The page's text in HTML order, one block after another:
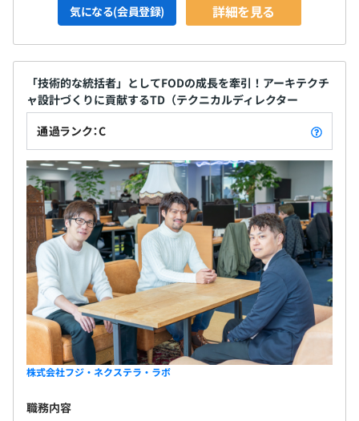
気になる(会員登録) 詳細を見る
「技術的な統括者」としてFODの成長を牽引！アーキテクチ
ャ設計づくりに貢献するTD（テクニカルディレクター
通過ランク：C
株式会社フジ・ネクステラ・ラボ
職務内容